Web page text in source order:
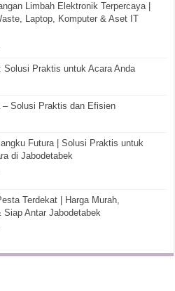
Limbah Elektronik Terpercaya |
Laptop, Komputer & Aset IT
Solusi Praktis untuk Acara Anda
– Solusi Praktis dan Efisien
Futura | Solusi Praktis untuk
di Jabodetabek
Terdekat | Harga Murah,
Siap Antar Jabodetabek